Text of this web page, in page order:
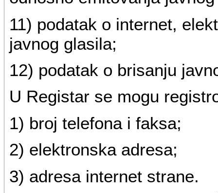
11) podatak o internet,
javnog glasila;
12) podatak o brisanju
U Registar se mogu
1) broj telefona i faksa;
2) elektronska adresa;
3) adresa internet strane.